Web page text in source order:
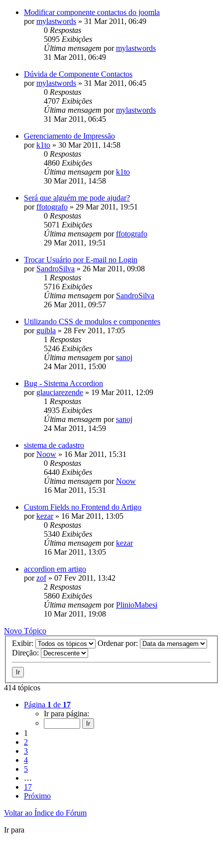
Modificar componente contactos do joomla
pormylastwords » 31 Mar 2011, 06:49
0 Respostas
5095 Exibições
Última mensagem pormylastwords
31 Mar 2011, 06:49
Dúvida de Componente Contactos
pormylastwords » 31 Mar 2011, 06:45
0 Respostas
4707 Exibições
Última mensagem pormylastwords
31 Mar 2011, 06:45
Gerenciamento de Impressão
pork1to » 30 Mar 2011, 14:58
0 Respostas
4860 Exibições
Última mensagem pork1to
30 Mar 2011, 14:58
Será que alguém me pode ajudar?
porffotografo » 29 Mar 2011, 19:51
0 Respostas
5071 Exibições
Última mensagem porffotografo
29 Mar 2011, 19:51
Trocar Usuário por E-mail no Login
por SandroSilva » 26 Mar 2011, 09:08
1 Respostas
5716 Exibições
Última mensagem por SandroSilva
26 Mar 2011, 09:57
Utilizando CSS de modulos e componentes
por guibla » 28 Fev 2011, 17:05
1 Respostas
5246 Exibições
Última mensagem porsanoj
24 Mar 2011, 15:00
Bug - Sistema Accordion
por glauciarezende » 19 Mar 2011, 12:09
1 Respostas
4935 Exibições
Última mensagem porsanoj
24 Mar 2011, 14:59
sistema de cadastro
porNoow » 16 Mar 2011, 15:31
0 Respostas
6440 Exibições
Última mensagem porNoow
16 Mar 2011, 15:31
Custom Fields no Frontend do Artigo
porkezar» 16 Mar 2011, 13:05
0 Respostas
5340 Exibições
Última mensagem porkezar
16 Mar 2011, 13:05
accordion em artigo
porzof» 07 Fev 2011, 13:42
2 Respostas
5860 Exibições
Última mensagem porPlinioMabesi
10 Mar 2011, 19:08
Novo Tópico
Exibir:
Ordenar por:
Direção:
414 tópicos
Página 1 de 17
Ir para página:
1
2
3
4
5
…
17
Próximo
Voltar ao Índice do Fórum
Ir para